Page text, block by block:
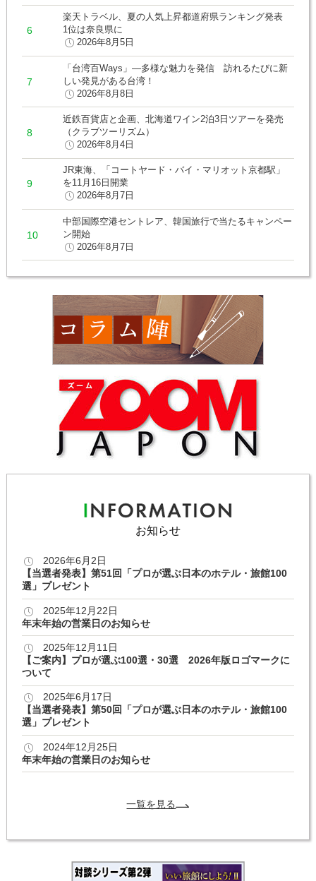
楽天トラベル、夏の人気上昇都道府県ランキング発表
1位は奈良県に
2026年8月5日
「台湾百Ways」―多様な魅力を発信 訪れるたびに新
しい発見がある台湾！
2026年8月8日
近鉄百貨店と企画、北海道ワイン2泊3日ツアーを発売
（クラブツーリズム）
2026年8月4日
JR東海、「コートヤード・バイ・マリオット京都駅」
を11月16日開業
2026年8月7日
中部国際空港セントレア、韓国旅行で当たるキャンペー
ン開始
2026年8月7日
お知らせ
2026年6月2日
【当選者発表】第51回「プロが選ぶ日本のホテル・旅館100
選」プレゼント
2025年12月22日
年末年始の営業日のお知らせ
2025年12月11日
【ご案内】プロが選ぶ100選・30選 2026年版ロゴマークに
ついて
2025年6月17日
【当選者発表】第50回「プロが選ぶ日本のホテル・旅館100
選」プレゼント
2024年12月25日
年末年始の営業日のお知らせ
一覧を見る